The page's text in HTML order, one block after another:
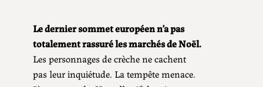
Le dernier sommet européen n’a pas
totalement rassuré les marchés de Noël.
Les personnages de crèche ne cachent
pas leur inquiétude. La tempête menace.